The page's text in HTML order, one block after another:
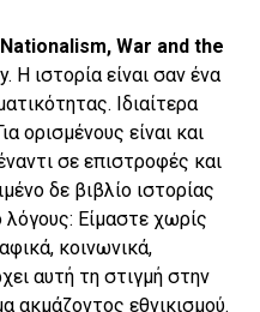
War and the
Η ιστορία είναι σαν ένα
Ιδιαίτερα
ορισμένους είναι και
σε επιστροφές και
δε βιβλίο ιστορίας
Είμαστε χωρίς
κοινωνικά,
αυτή τη στιγμή στην
ακμάζοντος εθνικισμού.